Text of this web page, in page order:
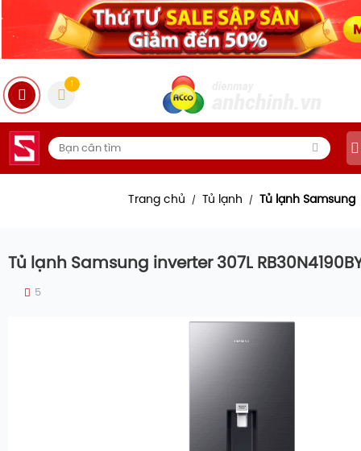
Trang chủ / Tủ lạnh / Tủ lạnh Samsung
Tủ lạnh Samsung inverter 307L
5